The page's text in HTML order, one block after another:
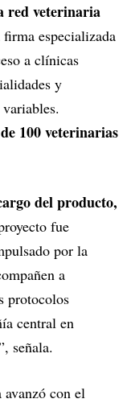
red veterinaria
firma especializada
a clínicas
y
100 veterinarias
del producto,
fue
por la
a
protocolos
central en
señala.
con el